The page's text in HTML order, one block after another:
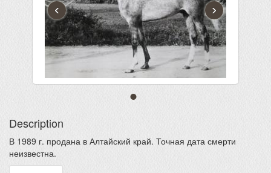
‹ ›
Description
В 1989 г. продана в Алтайский край. Точная дата смерти
неизвестна.